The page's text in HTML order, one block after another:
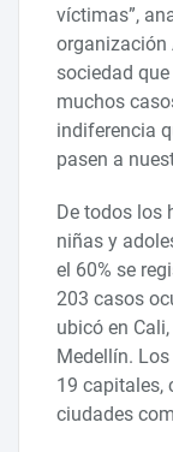
víctimas”,
organización
sociedad
muchos
indiferencia
pasen a
De todos los
niñas y
el 60% se
203 casos
ubicó en
Medellín.
19 capitales,
ciudades